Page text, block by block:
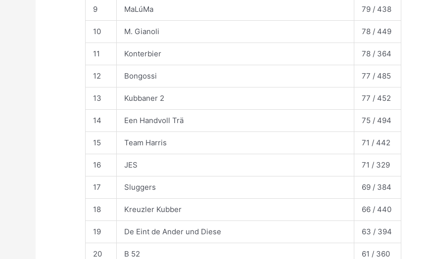
9 MaLúMa 79 / 438
10 M. Gianoli 78 / 449
11 Konterbier 78 / 364
12 Bongossi 77 / 485
13 Kubbaner 2 77 / 452
14 Een Handvoll Trä 75 / 494
15 Team Harris 71 / 442
16 JES 71 / 329
17 Sluggers 69 / 384
18 Kreuzler Kubber 66 / 440
19 De Eint de Ander und Diese 63 / 394
20 B 52 61 / 360